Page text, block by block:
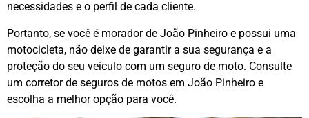
necessidades e o perfil de cada cliente.
Portanto, se você é morador de João Pinheiro e possui uma
motocicleta, não deixe de garantir a sua segurança e a
proteção do seu veículo com um seguro de moto. Consulte
um corretor de seguros de motos em João Pinheiro e
escolha a melhor opção para você.